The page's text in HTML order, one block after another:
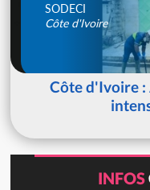
SODECI
Côte d'Ivoire
Côte d'Ivoire :
INFOS